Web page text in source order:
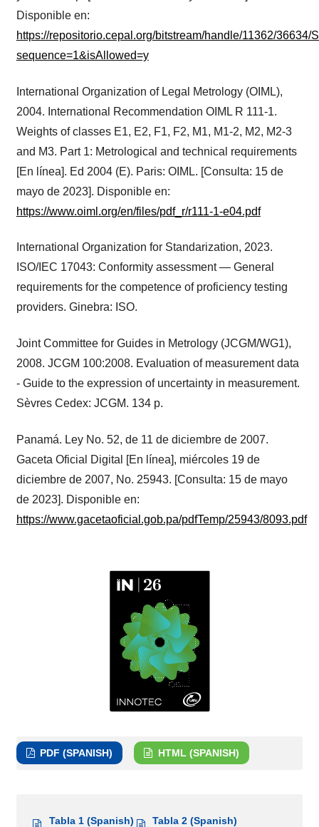
Disponible en:
https://repositorio.cepal.org/bitstream/handle/11362/36634/
sequence=1&isAllowed=y
International Organization of Legal Metrology (OIML),
2004. International Recommendation OIML R 111-1.
Weights of classes E1, E2, F1, F2, M1, M1-2, M2, M2-3
and M3. Part 1: Metrological and technical requirements
[En línea]. Ed 2004 (E). Paris: OIML. [Consulta: 15 de
mayo de 2023]. Disponible en:
https://www.oiml.org/en/files/pdf_r/r111-1-e04.pdf
International Organization for Standarization, 2023.
ISO/IEC 17043: Conformity assessment — General
requirements for the competence of proficiency testing
providers. Ginebra: ISO.
Joint Committee for Guides in Metrology (JCGM/WG1),
2008. JCGM 100:2008. Evaluation of measurement data
- Guide to the expression of uncertainty in measurement.
Sèvres Cedex: JCGM. 134 p.
Panamá. Ley No. 52, de 11 de diciembre de 2007.
Gaceta Oficial Digital [En línea], miércoles 19 de
diciembre de 2007, No. 25943. [Consulta: 15 de mayo
de 2023]. Disponible en:
https://www.gacetaoficial.gob.pa/pdfTemp/25943/8093.pdf
PDF (SPANISH) HTML (SPANISH)
Tabla 1 (Spanish)
Tabla 2 (Spanish)